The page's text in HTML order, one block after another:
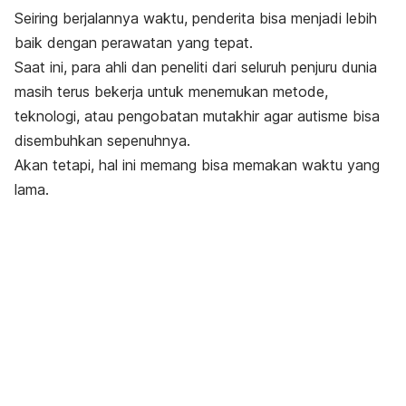
Seiring berjalannya waktu, penderita bisa menjadi lebih
baik dengan perawatan yang tepat.
Saat ini, para ahli dan peneliti dari seluruh penjuru dunia
masih terus bekerja untuk menemukan metode,
teknologi, atau pengobatan mutakhir agar autisme bisa
disembuhkan sepenuhnya.
Akan tetapi, hal ini memang bisa memakan waktu yang
lama.